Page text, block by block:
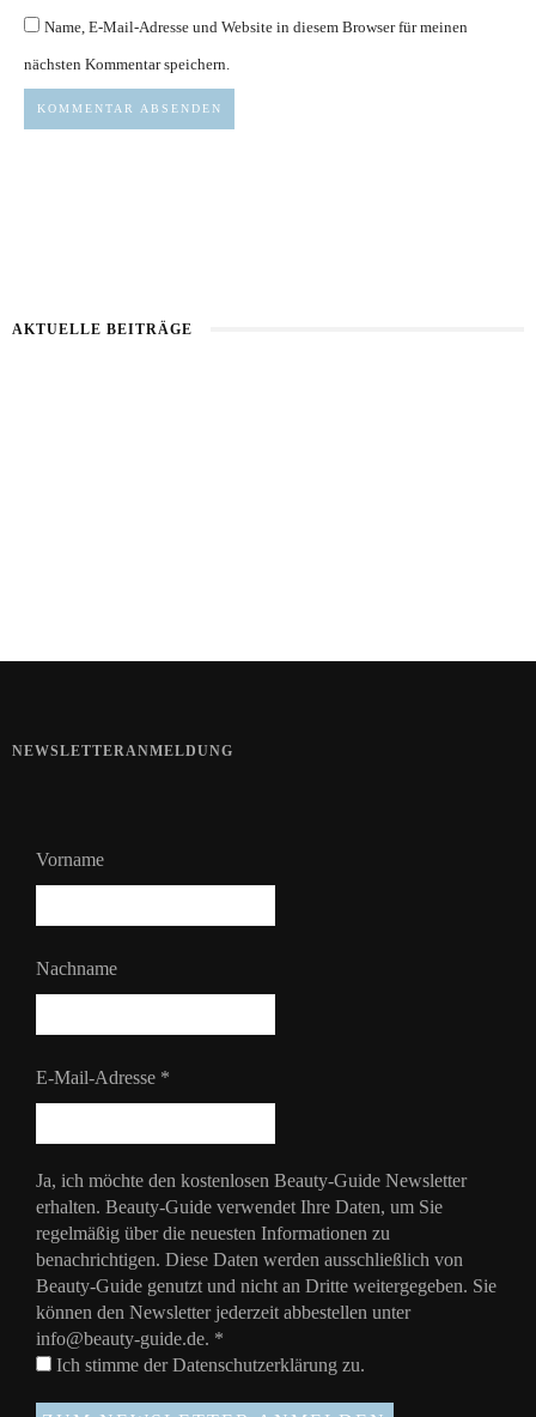
Name, E-Mail-Adresse und Website in diesem Browser für meinen
nächsten Kommentar speichern.
AKTUELLE BEITRÄGE
NEWSLETTERANMELDUNG
Vorname
Nachname
E-Mail-Adresse *
Ja, ich möchte den kostenlosen Beauty-Guide Newsletter
erhalten. Beauty-Guide verwendet Ihre Daten, um Sie
regelmäßig über die neuesten Informationen zu
benachrichtigen. Diese Daten werden ausschließlich von
Beauty-Guide genutzt und nicht an Dritte weitergegeben. Sie
können den Newsletter jederzeit abbestellen unter
info@beauty-guide.de. *
Ich stimme derDatenschutzerklärung zu.